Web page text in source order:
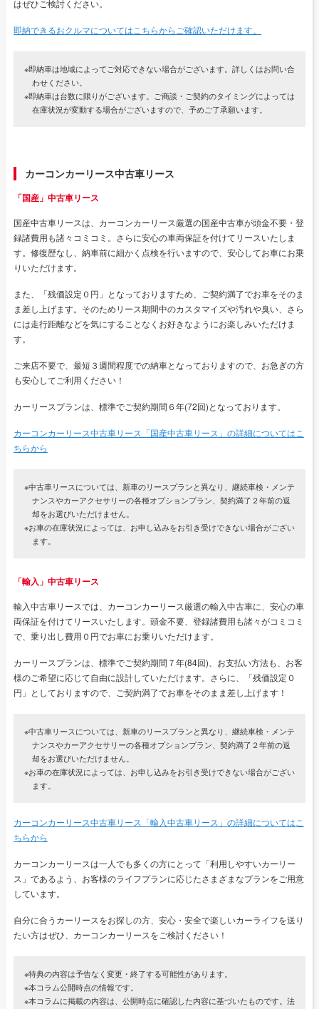
はぜひご検討ください。
即納できるおクルマについてはこちらからご確認いただけます。
※即納車は地域によってご対応できない場合がございます。詳しくはお問い合
わせください。
※即納車は台数に限りがございます。ご商談・ご契約のタイミングによっては
在庫状況が変動する場合がございますので、予めご了承願います。
カーコンカーリース中古車リース
「国産」中古車リース
国産中古車リースは、カーコンカーリース厳選の国産中古車が頭金不要・登
録諸費用も諸々コミコミ。さらに安心の車両保証を付けてリースいたしま
す。修復歴なし、納車前に細かく点検を行いますので、安心してお車にお乗
りいただけます。
また、「残価設定０円」となっておりますため、ご契約満了でお車をそのま
ま差し上げます。そのためリース期間中のカスタマイズや汚れや臭い、さら
には走行距離などを気にすることなくお好きなようにお楽しみいただけま
す。
ご来店不要で、最短３週間程度での納車となっておりますので、お急ぎの方
も安心してご利用ください！
カーリースプランは、標準でご契約期間６年(72回)となっております。
カーコンカーリース中古車リース「国産中古車リース」の詳細についてはこ
ちらから
※中古車リースについては、新車のリースプランと異なり、継続車検・メンテ
ナンスやカーアクセサリーの各種オプションプラン、契約満了２年前の返
却をお選びいただけません。
※お車の在庫状況によっては、お申し込みをお引き受けできない場合がござい
ます。
「輸入」中古車リース
輸入中古車リースでは、カーコンカーリース厳選の輸入中古車に、安心の車
両保証を付けてリースいたします。頭金不要、登録諸費用も諸々がコミコミ
で、乗り出し費用０円でお車にお乗りいただけます。
カーリースプランは、標準でご契約期間７年(84回)、お支払い方法も、お客
様のご希望に応じて自由に設計していただけます。さらに、「残価設定０
円」としておりますので、ご契約満了でお車をそのまま差し上げます！
※中古車リースについては、新車のリースプランと異なり、継続車検・メンテ
ナンスやカーアクセサリーの各種オプションプラン、契約満了２年前の返
却をお選びいただけません。
※お車の在庫状況によっては、お申し込みをお引き受けできない場合がござい
ます。
カーコンカーリース中古車リース「輸入中古車リース」の詳細についてはこ
ちらから
カーコンカーリースは一人でも多くの方にとって「利用しやすいカーリー
ス」であるよう、お客様のライフプランに応じたさまざまなプランをご用意
しています。
自分に合うカーリースをお探しの方、安心・安全で楽しいカーライフを送り
たい方はぜひ、カーコンカーリースをご検討ください！
※特典の内容は予告なく変更・終了する可能性があります。
※本コラム公開時点の情報です。
※本コラムに掲載の内容は、公開時点に確認した内容に基づいたものです。法